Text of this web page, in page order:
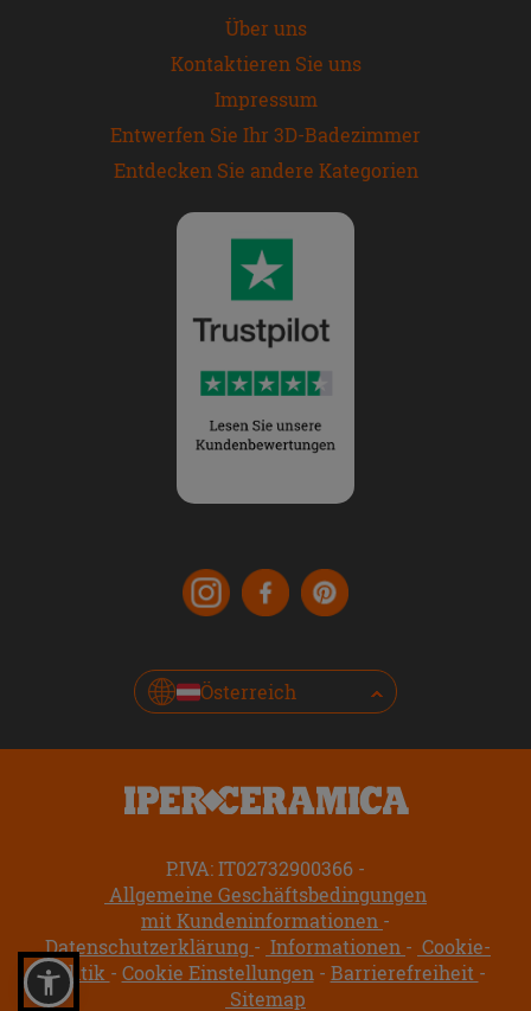
Über uns
Kontaktieren Sie uns
Impressum
Entwerfen Sie Ihr 3D-Badezimmer
Entdecken Sie andere Kategorien
Österreich
P.IVA: IT02732900366
Allgemeine Geschäftsbedingungen
mit Kundeninformationen
Datenschutzerklärung
Informationen
Cookie-
Politik
Cookie Einstellungen
Barrierefreiheit
Sitemap